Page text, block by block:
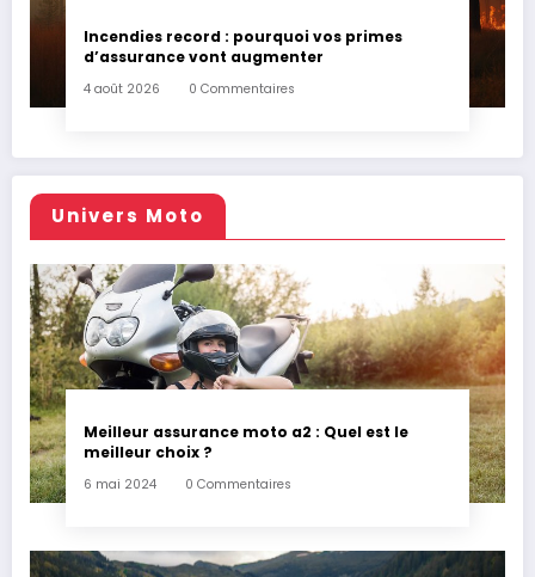
Incendies record : pourquoi vos primes
d’assurance vont augmenter
4 août 2026 0 Commentaires
Univers Moto
Meilleur assurance moto a2 : Quel est le
meilleur choix ?
6 mai 2024 0 Commentaires